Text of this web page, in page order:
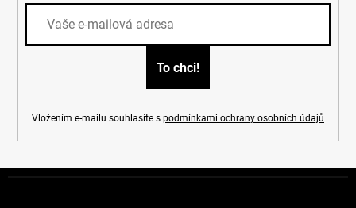
Vložením e-mailu souhlasíte s podmínkami ochrany osobních údajů